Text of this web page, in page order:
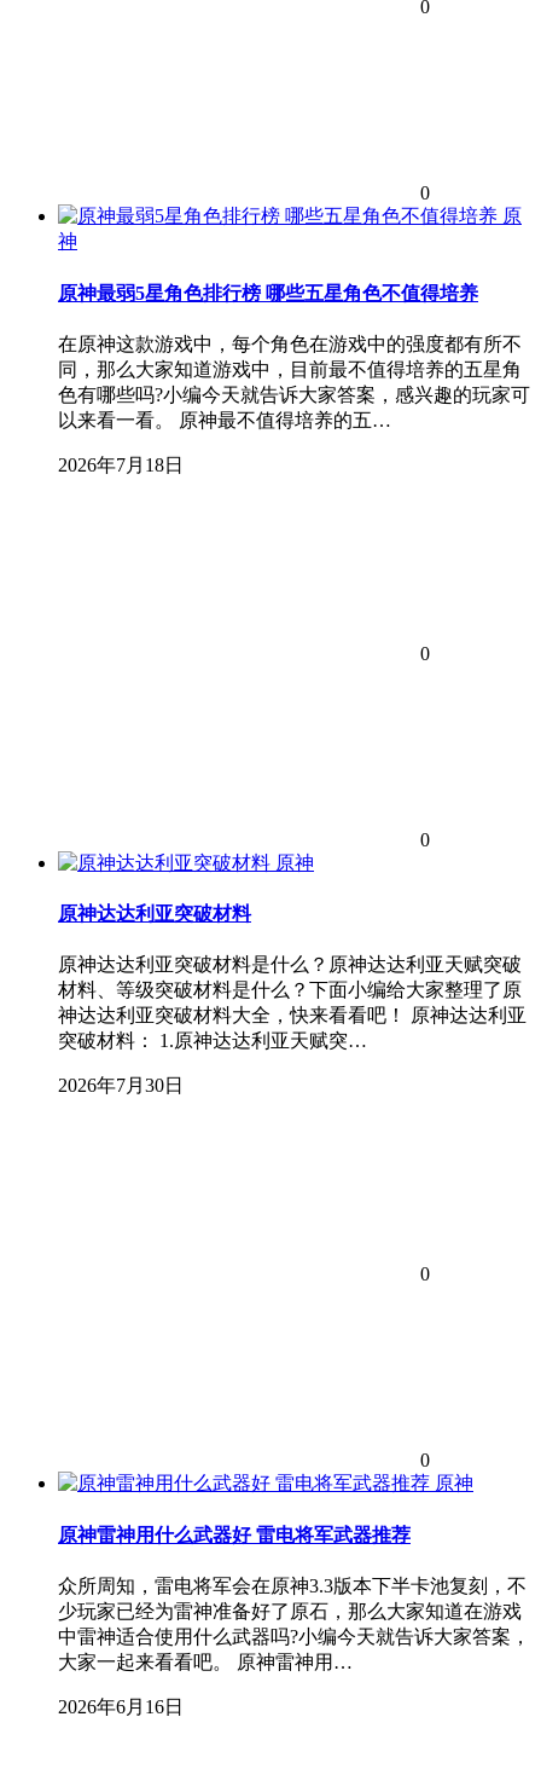
0
0
原
神
原神最弱5星角色排行榜 哪些五星角色不值得培养
在原神这款游戏中，每个角色在游戏中的强度都有所不
同，那么大家知道游戏中，目前最不值得培养的五星角
色有哪些吗?小编今天就告诉大家答案，感兴趣的玩家可
以来看一看。 原神最不值得培养的五…
2026年7月18日
0
0
原神
原神达达利亚突破材料
原神达达利亚突破材料是什么？原神达达利亚天赋突破
材料、等级突破材料是什么？下面小编给大家整理了原
神达达利亚突破材料大全，快来看看吧！ 原神达达利亚
突破材料： 1.原神达达利亚天赋突…
2026年7月30日
0
0
原神
原神雷神用什么武器好 雷电将军武器推荐
众所周知，雷电将军会在原神3.3版本下半卡池复刻，不
少玩家已经为雷神准备好了原石，那么大家知道在游戏
中雷神适合使用什么武器吗?小编今天就告诉大家答案，
大家一起来看看吧。 原神雷神用…
2026年6月16日